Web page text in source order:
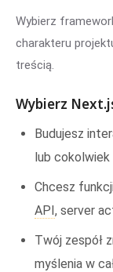
Wybierz
charakteru
treścią.
Wybierz
Budujesz
lub cokolwiek
Chcesz
API, server
Twój zespół
myślenia w